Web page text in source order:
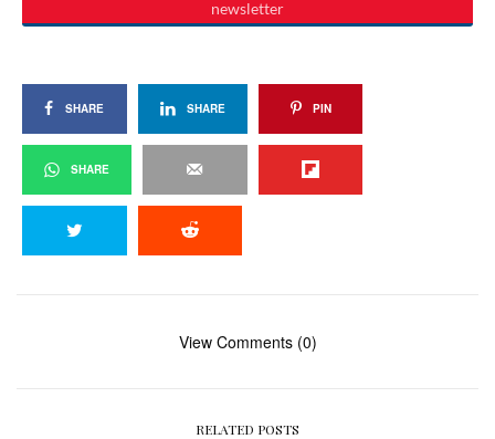
SHARE SHARE PIN
SHARE
View Comments (0)
RELATED POSTS